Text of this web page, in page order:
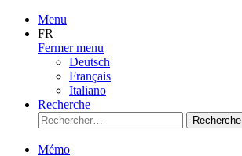
Menu
FR
Fermer menu
Deutsch
Français
Italiano
Recherche
Recherche
Mémo